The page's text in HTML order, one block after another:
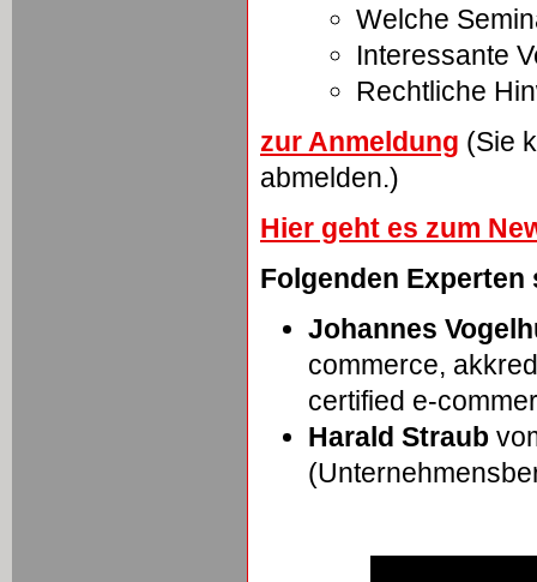
Welche
Interessante
Rechtliche
zur Anmeldung (Sie
abmelden.)
Hier geht es zum
Folgenden
Johannes
commerce,
certified e-
Harald Straub